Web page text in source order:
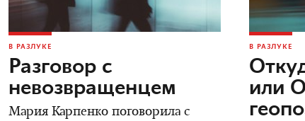
В РАЗЛУКЕ
Разговор с
невозвращенцем
Мария Карпенко поговорила с
В РАЗЛУКЕ
или